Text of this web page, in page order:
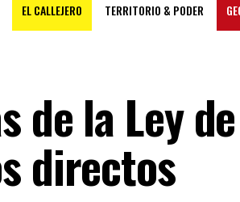
EL CALLEJERO TERRITORIO & PODER
de la Ley
directos